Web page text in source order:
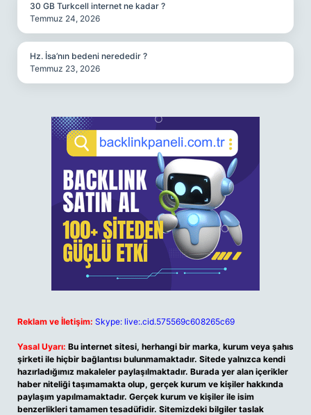
30 GB Turkcell internet ne kadar ?
Temmuz 24, 2026
Hz. İsa’nın bedeni nerededir ?
Temmuz 23, 2026
Reklam ve İletişim: Skype: live:.cid.575569c608265c69
Yasal Uyarı: Bu internet sitesi, herhangi bir marka, kurum veya şahıs
şirketi ile hiçbir bağlantısı bulunmamaktadır. Sitede yalnızca kendi
hazırladığımız makaleler paylaşılmaktadır. Burada yer alan içerikler
haber niteliği taşımamakta olup, gerçek kurum ve kişiler hakkında
paylaşım yapılmamaktadır. Gerçek kurum ve kişiler ile isim
benzerlikleri tamamen tesadüfidir. Sitemizdeki bilgiler taslak